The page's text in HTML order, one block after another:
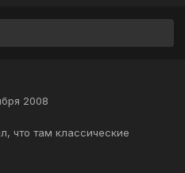
2008
что там классические